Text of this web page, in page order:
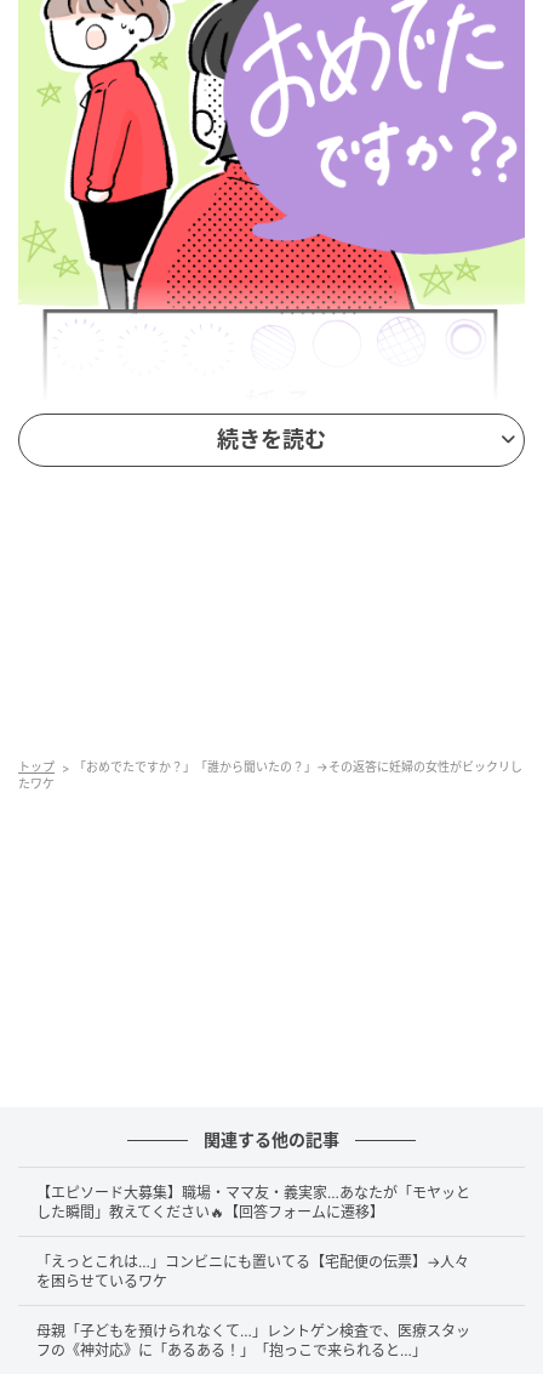
続きを読む
トップ
「おめでたですか？」「誰から聞いたの？」→その返答に妊婦の女性がビックリし
たワケ
関連する他の記事
【エピソード大募集】職場・ママ友・義実家…あなたが「モヤッと
した瞬間」教えてください🔥【回答フォームに遷移】
「えっとこれは…」コンビニにも置いてる【宅配便の伝票】→人々
を困らせているワケ
母親「子どもを預けられなくて…」レントゲン検査で、医療スタッ
フの《神対応》に「あるある！」「抱っこで来られると…」